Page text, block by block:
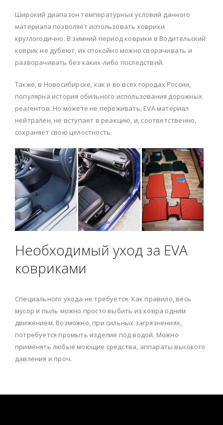
Широкий диапазон температурных условий данного
материала позволяет использовать коврики
круглогодично. В зимний период коврики в Водительский
коврик не дубеют, их спокойно можно сворачивать и
разворачивать без каких-либо последствий.
Также, в Новосибирске, как и во всех городах России,
популярна история обильного использования дорожных
реагентов. Но можете не переживать, EVA материал
нейтрален, не вступает в реакцию, и, соответственно,
сохраняет свою целостность.
Необходимый уход за EVA
ковриками
Специального ухода не требуется. Как правило, весь
мусор и пыль можно просто выбить из ковра одним
движением. Возможно, при сильных загрязнениях,
потребуется промыть изделие под водой. Можно
применять любые моющие средства, аппараты высокого
давления и проч.